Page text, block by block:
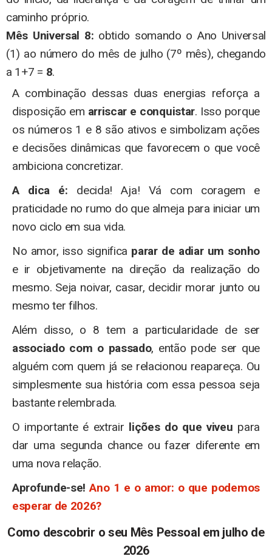
caminho próprio.
Mês Universal 8: obtido somando o Ano Universal
(1) ao número do mês de julho (7º mês), chegando
a 1+7 = 8.
A combinação dessas duas energias reforça a
disposição em arriscar e conquistar. Isso porque
os números 1 e 8 são ativos e simbolizam ações
e decisões dinâmicas que favorecem o que você
ambiciona concretizar.
A dica é: decida! Aja! Vá com coragem e
praticidade no rumo do que almeja para iniciar um
novo ciclo em sua vida.
No amor, isso significa parar de adiar um sonho
e ir objetivamente na direção da realização do
mesmo. Seja noivar, casar, decidir morar junto ou
mesmo ter filhos.
Além disso, o 8 tem a particularidade de ser
associado com o passado, então pode ser que
alguém com quem já se relacionou reapareça. Ou
simplesmente sua história com essa pessoa seja
bastante relembrada.
O importante é extrair lições do que viveu para
dar uma segunda chance ou fazer diferente em
uma nova relação.
Aprofunde-se!Ano 1 e o amor: o que podemos
esperar de 2026?
Como descobrir o seu Mês Pessoal em julho de
2026